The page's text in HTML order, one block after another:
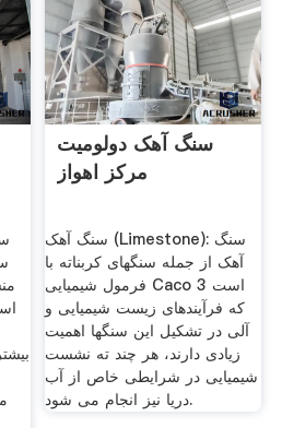
سنگ آهک دولومیت
مرکز اهواز
سنگ آهک (Limestone): سنگ
آهک از جمله سنگهای کربناته با
فرمول شیمیایی Caco 3 است
که فرآیندهای زیست شیمیایی و
آلی در تشکیل این سنگها اهمیت
زیادی دارند، هر چند ته نشست
شیمیایی در شرایطی خاص از آب
دریا نیز انجام می شود.